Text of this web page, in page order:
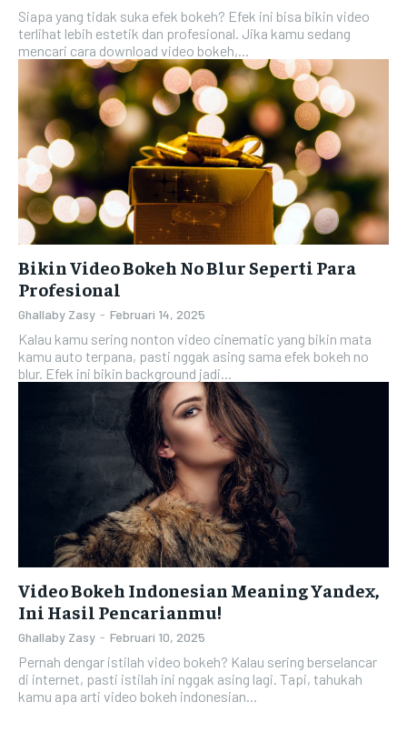
Siapa yang tidak suka efek bokeh? Efek ini bisa bikin video
terlihat lebih estetik dan profesional. Jika kamu sedang
mencari cara download video bokeh,...
Bikin Video Bokeh No Blur Seperti Para
Profesional
Ghallaby Zasy - Februari 14, 2025
Kalau kamu sering nonton video cinematic yang bikin mata
kamu auto terpana, pasti nggak asing sama efek bokeh no
blur. Efek ini bikin background jadi...
Video Bokeh Indonesian Meaning Yandex,
Ini Hasil Pencarianmu!
Ghallaby Zasy - Februari 10, 2025
Pernah dengar istilah video bokeh? Kalau sering berselancar
di internet, pasti istilah ini nggak asing lagi. Tapi, tahukah
kamu apa arti video bokeh indonesian...